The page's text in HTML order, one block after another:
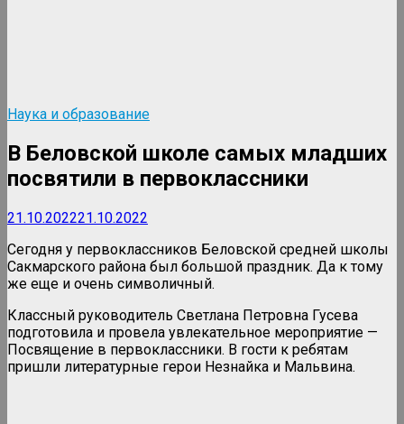
Наука и образование
В Беловской школе самых младших
посвятили в первоклассники
21.10.202221.10.2022
Сегодня у первоклассников Беловской средней школы
Сакмарского района был большой праздник. Да к тому
же еще и очень символичный.
Классный руководитель Светлана Петровна Гусева
подготовила и провела увлекательное мероприятие —
Посвящение в первоклассники. В гости к ребятам
пришли литературные герои Незнайка и Мальвина.